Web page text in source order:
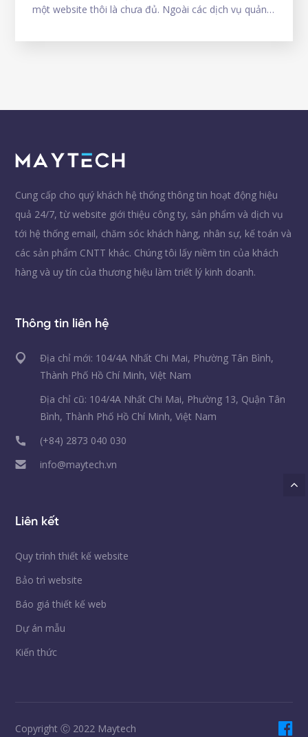
một website thôi là chưa đủ. Ngoài các dịch vụ quảng
Facebook ads, Forum, các trang thương mại điện tử….
Cung cấp cho quý khách hệ thống thông tin hoạt động hiệu
quả 24/7, từ website giới thiệu công ty, sản phẩm và dịch vụ
tới hệ thống email, chăm sóc khách hàng, nhân sự, kế toán và
các sản phẩm CNTT khác. Chúng tôi lấy niềm tin của khách
hàng và uy tín của thương hiệu làm triết lý kinh doanh.
Thông tin liên hệ
Địa chỉ mới: 104/4A Nhất Chi Mai, Phường Tân Bình,
Thành Phố Hồ Chí Minh, Việt Nam
Địa chỉ cũ: 104/4A Nhất Chi Mai, Phường 13, Quận Tân
Bình, Thành Phố Hồ Chí Minh, Việt Nam
(+84) 2873 040 030
info@maytech.vn
Liên kết
Quy trình thiết kế website
Bảo trì website
Báo giá thiết kế web
Dự án mẫu
Kiến thức
Copyright Ⓒ 2022 Maytech